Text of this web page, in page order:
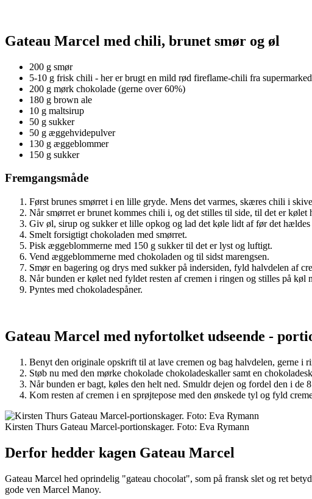
Gateau Marcel med chili, brunet smør og øl
200 g smør
5-10 g frisk chili - her er brugt en mild rød fireflame-chili fra
200 g mørk chokolade (gerne over 60%)
180 g brown ale
10 g maltsirup
50 g sukker
50 g æggehvidepulver
130 g æggeblommer
150 g sukker
Fremgangsmåde
Først brunes smørret i en lille gryde. Mens det varmes, skæres chili i
Når smørret er brunet kommes chili i, og det stilles til side, til det er kølet
Giv øl, sirup og sukker et lille opkog og lad det køle lidt af før det
Smelt forsigtigt chokoladen med smørret.
Pisk æggeblommerne med 150 g sukker til det er lyst og luftigt.
Vend æggeblommerne med chokoladen og til sidst marengsen.
Smør en bagering og drys med sukker på indersiden, fyld halvdelen af
Når bunden er kølet ned fyldet resten af cremen i ringen og stilles på
Pyntes med chokoladespåner.
Gateau Marcel med nyfortolket udseende -
Benyt den originale opskrift til at lave cremen og bag halvdelen, gerne i
Støb nu med den mørke chokolade chokoladeskaller samt en
Når bunden er bagt, køles den helt ned. Smuldr dejen og fordel den i de
Kom resten af cremen i en sprøjtepose med den ønskede tyl og fyld
Kirsten Thurs Gateau Marcel-portionskager. Foto: Eva Rymann
Derfor hedder kagen Gateau Marcel
Gateau Marcel hed oprindelig "gateau chocolat", som på fransk slet og ret
gode ven Marcel Manoy.